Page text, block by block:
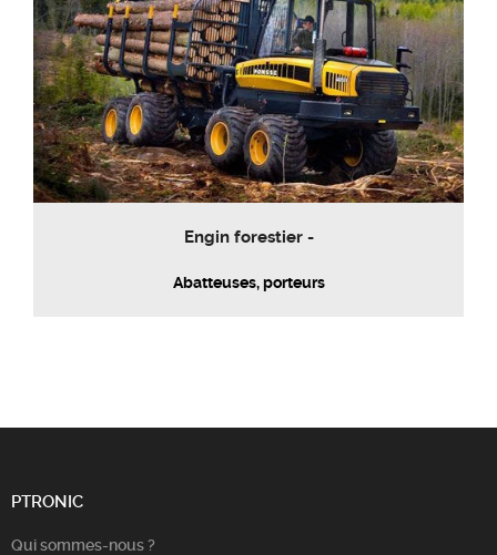
Engin forestier -
Abatteuses, porteurs
PTRONIC
Qui sommes-nous ?